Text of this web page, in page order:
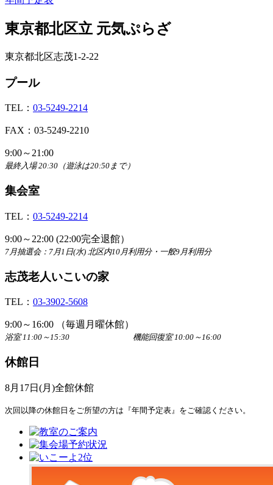
東京都北区立 元気ぷらざ
東京都北区志茂1-2-22
プール
TEL： 03-5249-2214
FAX：03-5249-2210
9:00～21:00
最終入場 20:30（遊泳は20:50まで）
集会室
TEL： 03-5249-2214
9:00～22:00 (22:00完全退館）
7月抽選会：7月1日(水) 北区内10月利用分・一般9月利用分
志茂老人いこいの家
TEL： 03-3902-5608
9:00～16:00 （毎週月曜休館）
浴室 11:00～15:30 機能回復室 10:00～16:00
休館日
8月17日(月)全館休館
次回以降の休館日をご所望の方は『年間予定表』をご確認ください。